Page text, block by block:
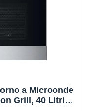
a Microonde
Grill, 40 Litri,